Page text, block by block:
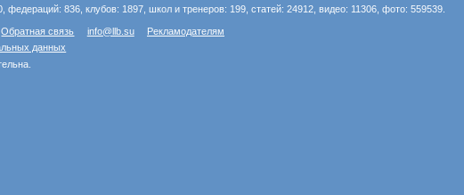
федераций: 836, клубов: 1897, школ и тренеров: 199, статей: 24912, видео: 11306, фото: 559539.
Обратная связь info@llb.su
Рекламодателям
данных